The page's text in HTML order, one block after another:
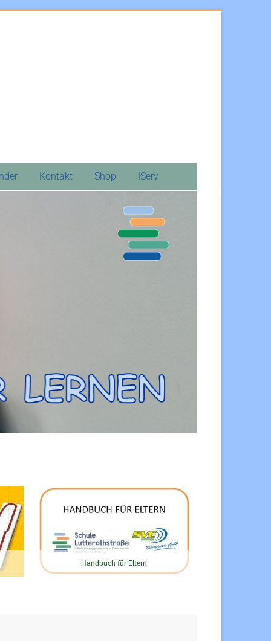
Kontakt Shop IServ
Handbuch für Eltern